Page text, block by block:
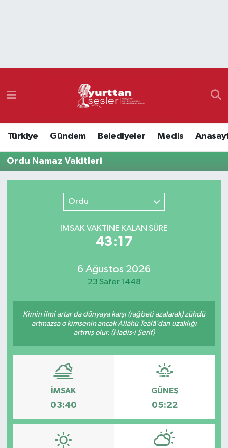
Türkiye Gündem Belediyeler Meclis
Ordu Namaz Vakitleri
Ordu
İMSAK VAKTİNE KALAN SÜRE
43:17
6 Ağustos 2026
23 Safer 1448
Kimin ilmi artar da dünyaya karşı (rağbeti azalarak) zühdü
artmazsa o kimsenin ancak Allâhü Teâlâ’dan uzaklığı
artmış olur. (Hadis-i Şerif)
İMSAK
03:40
GÜNEŞ
05:22
Namaz Vakitleri
Süper Lig Puan Durumu ve Fikstür
Son Dakika Haberleri